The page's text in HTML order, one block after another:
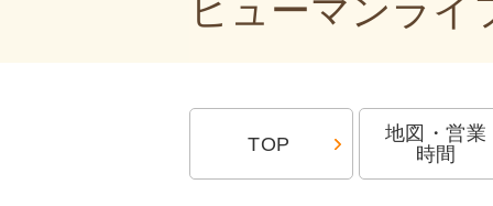
ヒューマンライ
TOP
地図・営業
時間